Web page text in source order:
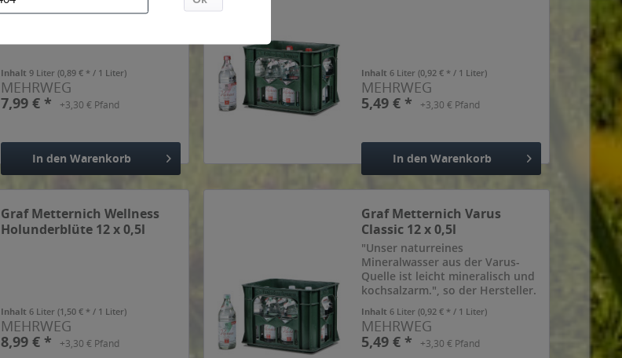
Inhalt9 Liter(0,89 € * / 1 Liter)
MEHRWEG
7,99 € *
+3,30 € Pfand
In den Warenkorb
Hinzugefügt
Inhalt6 Liter(0,92 € * / 1 Liter)
MEHRWEG
5,49 € *
+3,30 € Pfand
In den Warenkorb
Hinzugefügt
Graf Metternich Wellness
Holunderblüte 12 x 0,5l
Inhalt6 Liter(1,50 € * / 1 Liter)
MEHRWEG
8,99 € *
+3,30 € Pfand
Graf Metternich Varus
Classic 12 x 0,5l
"Unser naturreines
Mineralwasser aus der Varus-
Quelle ist leicht mineralisch und
kochsalzarm.", so der Hersteller.
Inhalt6 Liter(0,92 € * / 1 Liter)
MEHRWEG
5,49 € *
+3,30 € Pfand